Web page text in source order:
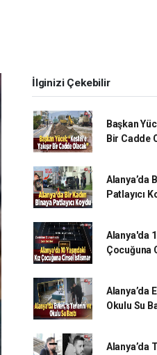
İlginizi Çekebilir
Başkan
Bir Cadde
Alanya’da
Patlayıcı
Alanya'da
Çocuğuna
Alanya’da
Okulu Su
Alanya’da